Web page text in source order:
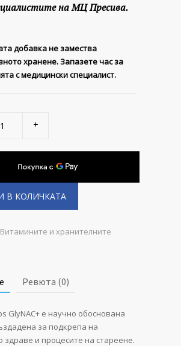
на МЦ Пресива.
добавка не замества
хранене. Запазете час за
с медицински специалист.
В КОЛИЧКАТА
Витамините и хранителните
Ревюта (0)
GlyNAC+ е научно обоснована
за подкрепа на
здраве и процесите на стареене.